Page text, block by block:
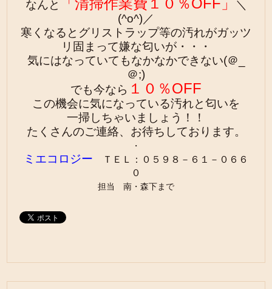
なんと
「清掃作業費１０％OFF」
＼
(^o^)／
寒くなるとグリストラップ等の汚れがガッツ
リ固まって嫌な匂いが・・・
気にはなっていてもなかなかできない(＠_
＠;)
でも今なら １０％OFF
この機会に気になっている汚れと匂いを
一掃しちゃいましょう！！
たくさんのご連絡、お待ちしております。
・
ミエコロジー ＴＥＬ：０５９８－６１－０６６
０
担当 南・森下まで